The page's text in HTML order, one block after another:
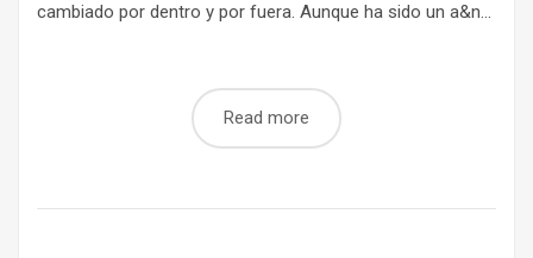
cambiado por dentro y por fuera. Aunque ha sido un a&n...
Read more